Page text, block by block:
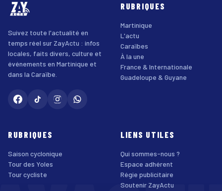
Suivez toute l'actualité en
temps réel sur ZayActu : infos
locales, faits divers, culture et
événements en Martinique et
dans la Caraïbe.
RUBRIQUES
Martinique
L'actu
Caraïbes
À la une
France & Internationale
Guadeloupe & Guyane
RUBRIQUES
Saison cyclonique
Tour des Yoles
Tour cycliste
LIENS UTILES
Qui sommes-nous ?
Espace adhérent
Régie publicitaire
Soutenir ZayActu